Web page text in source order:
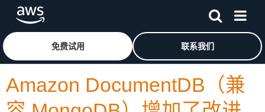
跳至主要内容
免费试用 联系我们
Amazon DocumentDB（兼